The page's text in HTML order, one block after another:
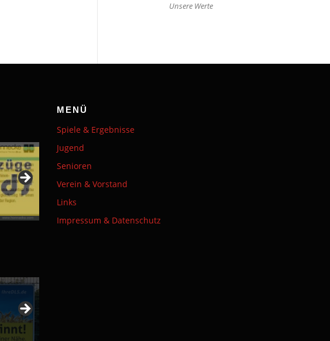
Unsere Werte
MENÜ
Spiele & Ergebnisse
Jugend
Senioren
Verein & Vorstand
Links
Impressum & Datenschutz